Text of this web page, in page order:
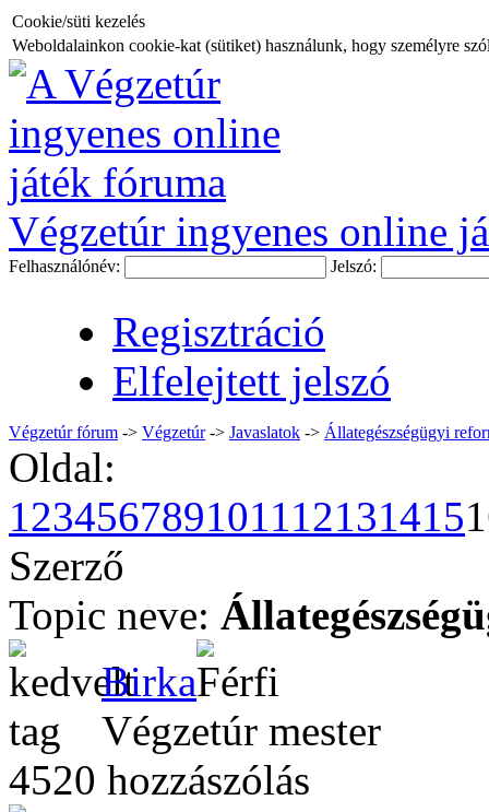
Cookie/süti kezelés
Weboldalainkon cookie-kat (sütiket) használunk, hogy személyre
Végzetúr ingyenes online
Felhasználónév: Jelszó:
Regisztráció
Elfelejtett jelszó
Végzetúr fórum -> Végzetúr-> Javaslatok -> Állategészségügyi
Oldal:
123456789101112131415
Szerző
Topic neve:
Birka
Végzetúr mester
4520 hozzászólás